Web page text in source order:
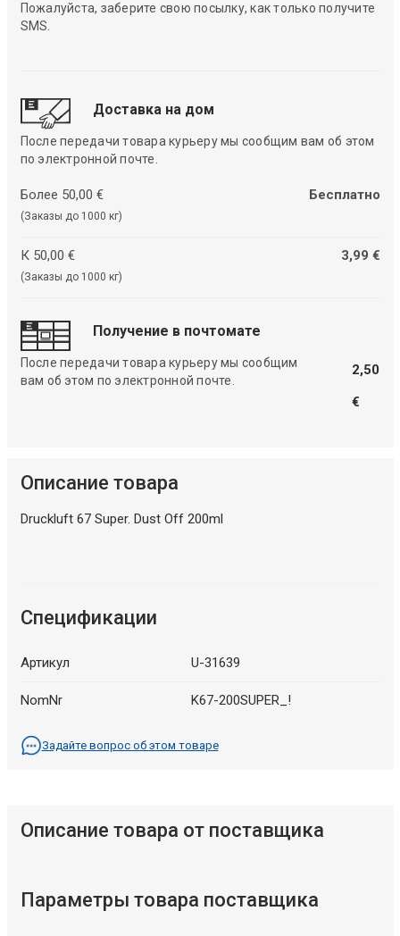
Пожалуйста, заберите свою посылку, как только получите
SMS.
Доставка на дом
После передачи товара курьеру мы сообщим вам об этом
по электронной почте.
Более 50,00 €
(Заказы до 1000 кг)
Бесплатно
К 50,00 €
(Заказы до 1000 кг)
3,99 €
Получение в почтомате
После передачи товара курьеру мы сообщим
вам об этом по электронной почте.
2,50
€
Описание товара
Druckluft 67 Super. Dust Off 200ml
Спецификации
Артикул U-31639
NomNr K67-200SUPER_!
Задайте вопрос об этом товаре
Описание товара от поставщика
Параметры товара поставщика